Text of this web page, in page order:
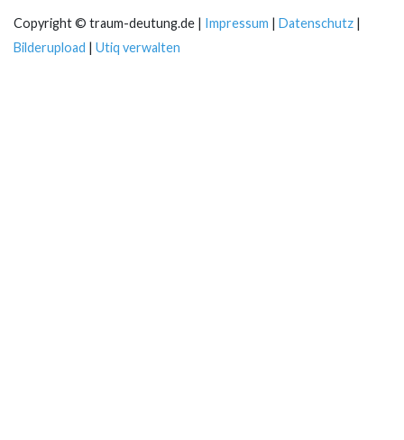
Copyright © traum-deutung.de | Impressum | Datenschutz |
Bilderupload | Utiq verwalten